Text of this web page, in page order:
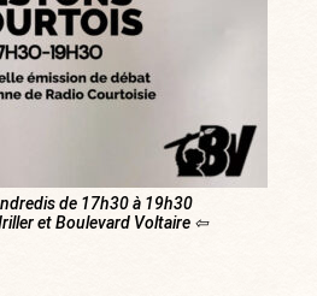
de 17h30 à 19h30
et Boulevard Voltaire ⇦